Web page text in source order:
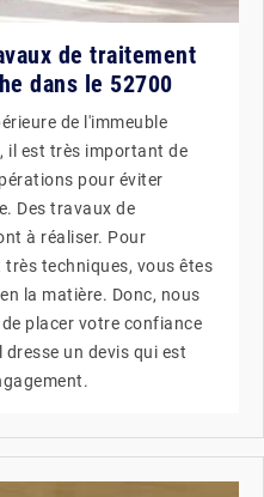
de traitement
dans le 52700
de l'immeuble
il est très important de
pour éviter
Des travaux de
à réaliser. Pour
techniques, vous êtes
la matière. Donc, nous
placer votre confiance
un devis qui est